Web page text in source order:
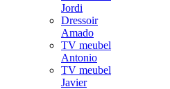
Jordi
Dressoir
Amado
TV meubel
Antonio
TV meubel
Javier